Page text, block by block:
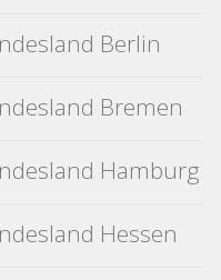
Berlin
Bremen
Hamburg
Hessen